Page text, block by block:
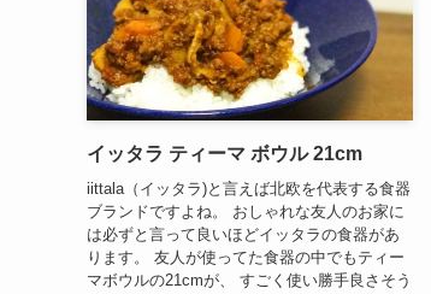
イッタラ ティーマ ボウル 21cm
iittala（イッタラ)と言えば北欧を代表する食器
ブランドですよね。 おしゃれな友人のお家に
は必ずと言って良いほどイッタラの食器があ
ります。 友人が使ってた食器の中でもティー
マボウルの21cmが、 すごく使い勝手良さそう